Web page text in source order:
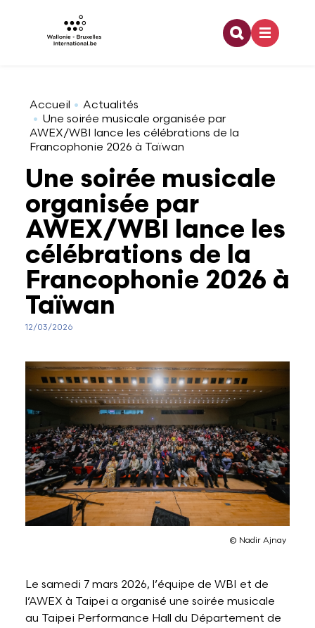
Aller au contenu principal
Recherche
Accueil
Actualités
Une soirée musicale organisée par
AWEX/WBI lance les célébrations de la
Francophonie 2026 à Taïwan
Une soirée musicale
organisée par
AWEX/WBI lance les
célébrations de la
Francophonie 2026 à
Taïwan
12/03/2026
© Nadir Ajnay
Le samedi 7 mars 2026, l’équipe de WBI et de
l’AWEX à Taipei a organisé une soirée musicale
au Taipei Performance Hall du Département de
Coopération internationale
Europe
Jeunesse
Francophonie
Culture
Architecture
Arts visuels
Audiovisuel
Danse
Design
Mode
Musique
Théâtre, Cirque et Arts de la rue,
Humour
Emploi
Enseignement
Formation
Stage
Recherche & innovation
Bourses doctorales
Financement dans le cadre d'une activité de
Partenaires à l'étranger
Programme lié à la recherche
Stage dans le domaine de la recherche
Relations bilatérales
Relations multilatérales
Pouvoirs de tutelle
Organigramme
Développement durable
Offres d'emploi
Logo WBI
Rapports d'activités
Les Belges Histoires